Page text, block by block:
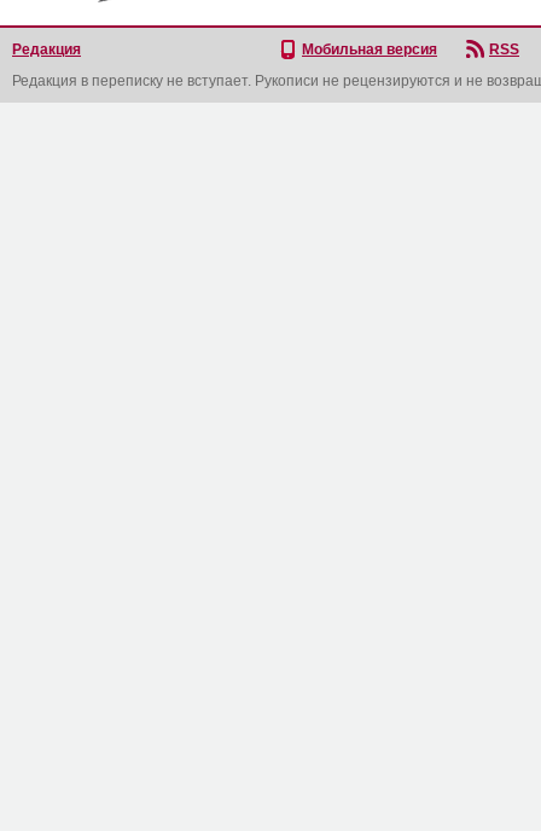
Редакция Мобильная версия
RSS
Редакция в переписку не вступает. Рукописи не рецензируются и не